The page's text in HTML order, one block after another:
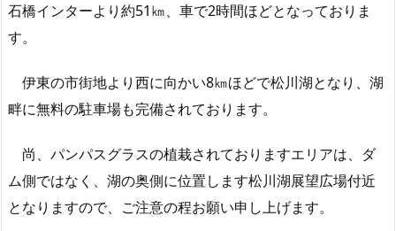
石橋インターより約51㎞、車で2時間ほどとなっておりま
す。
伊東の市街地より西に向かい8㎞ほどで松川湖となり、湖
畔に無料の駐車場も完備されております。
尚、パンパスグラスの植栽されておりますエリアは、ダ
ム側ではなく、湖の奥側に位置します松川湖展望広場付近
となりますので、ご注意の程お願い申し上げます。